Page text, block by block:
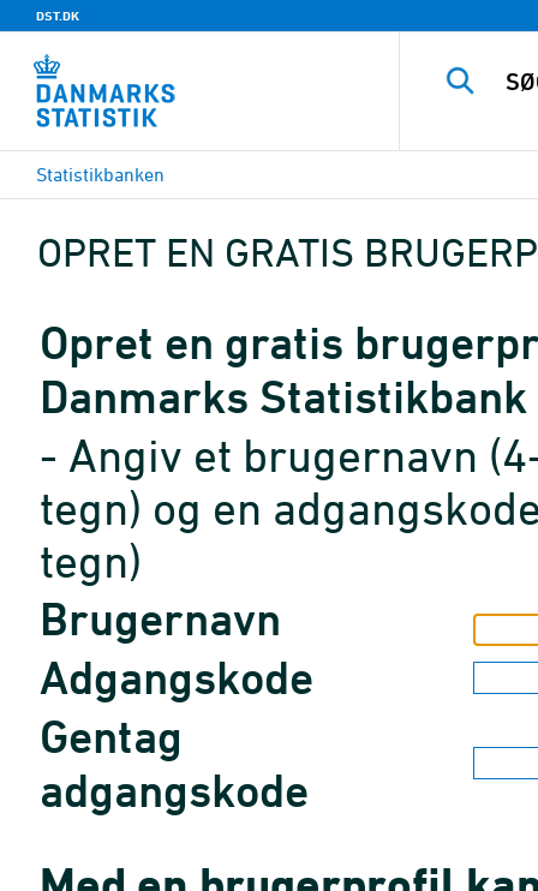
DST.DK
Statistikbanken
OPRET EN GRATIS
Opret en gratis
Danmarks Statistikbank
- Angiv et brugernavn
tegn) og en
tegn)
Brugernavn
Adgangskode
Gentag
adgangskode